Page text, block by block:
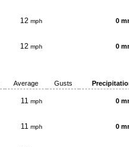
12 mph 0
12 mph 0
Average Gusts
11 mph 0
11 mph 0